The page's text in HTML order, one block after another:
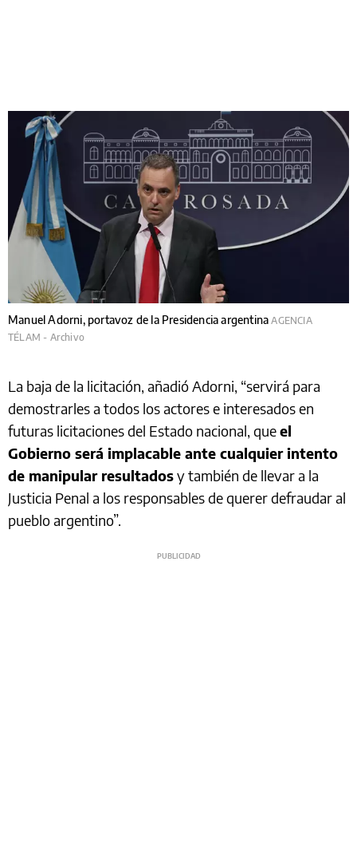
Manuel Adorni, portavoz de la Presidencia argentinaAGENCIA
TÉLAM - Archivo
La baja de la licitación, añadió Adorni, “servirá para
demostrarles a todos los actores e interesados en
futuras licitaciones del Estado nacional, queel
Gobierno será implacable ante cualquier intento
de manipular resultadosy también de llevar a la
Justicia Penal a los responsables de querer defraudar al
pueblo argentino”.